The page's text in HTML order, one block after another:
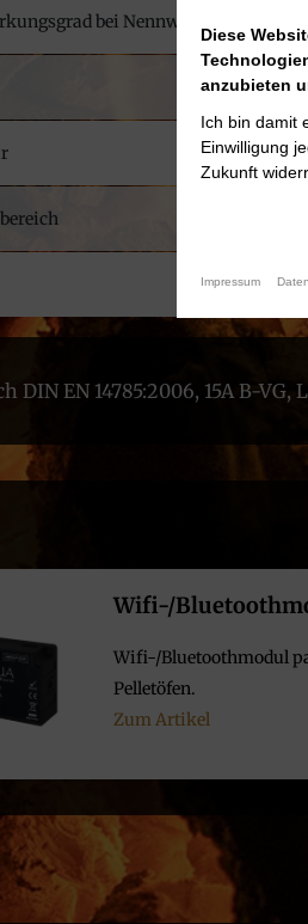
bei Nennwärmeleistung
DIN EN 14785:2006, 15A B-
Wifi-/
Wifi-/Bluetoothmodul
Pelletöfen.
Zum Artikel
Diese
anzubieten
Ich bin damit
Einwilligung
Zukunft
Impressum